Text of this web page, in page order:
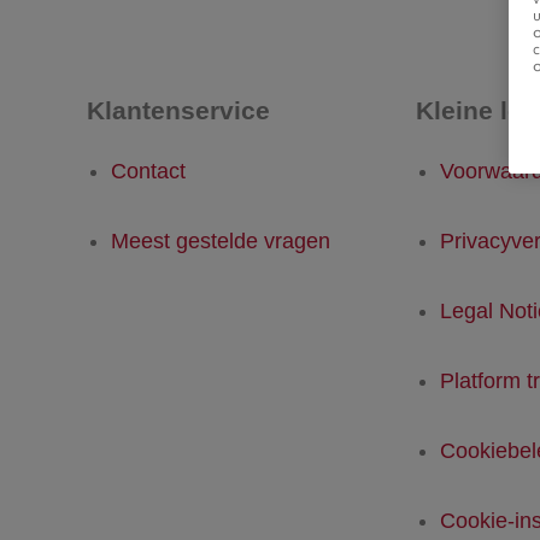
Klantenservice
Contact
Meest gestelde vragen
Kleine
Legal
Platform
Cookie-